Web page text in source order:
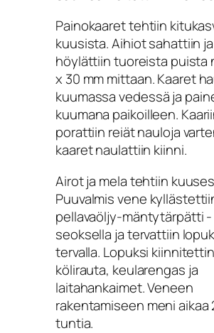
Painokaaret tehtiin
kuusista. Aihiot sahattiin ja
höylättiin tuoreista puista
x 30 mm mittaan. Kaaret
kuumassa vedessä ja
kuumana paikoilleen.
porattiin reiät nauloja
kaaret naulattiin kiinni.
Airot ja mela tehtiin
Puuvalmis vene
pellavaöljy-mäntytärpätti -
seoksella ja tervattiin
tervalla. Lopuksi kiinnitettin
kölirauta, keularengas ja
laitahankaimet. Veneen
rakentamiseen meni aikaa
tuntia.